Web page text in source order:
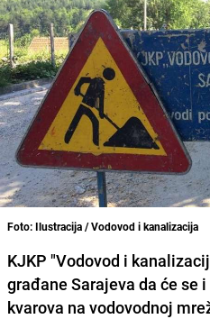
Foto: Ilustracija / Vodovod i kanalizacija
KJKP "Vodovod i
građane Sarajeva da će se
kvarova na vodovodnoj